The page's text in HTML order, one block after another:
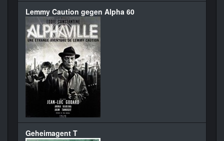
Lemmy Caution gegen Alpha 60
Geheimagent T